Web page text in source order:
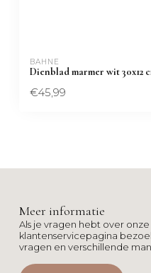
BAHNE
Dienblad marmer wit 30x12
€45,99
Meer informatie
Als je vragen hebt over
klantenservicepagina
vragen en verschillende